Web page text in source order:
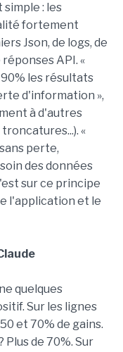
: les
fortement
Json, de logs, de
API. «
les résultats
d'information »,
à d'autres
«
perte,
des données
sur ce principe
l'application et le
quelques
Sur les lignes
et 70% de gains.
Plus de 70%. Sur